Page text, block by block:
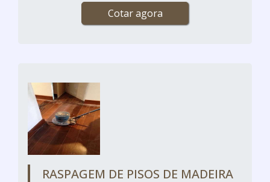
Cotar agora
RASPAGEM DE PISOS DE MADEIRA